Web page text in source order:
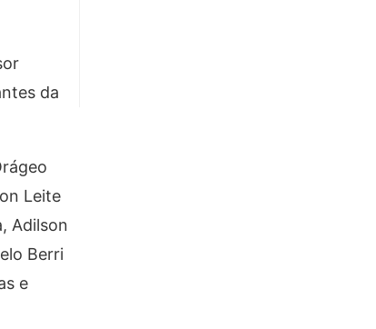
da
Leite
Adilson
Berri
e